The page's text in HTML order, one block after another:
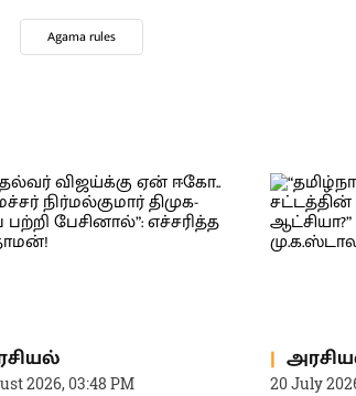
Agama rules
2026, 03:48 PM 20 July